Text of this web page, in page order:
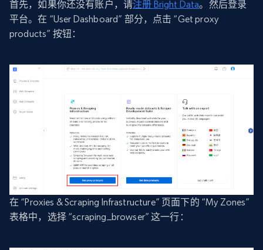
首先，如果你还没有账户，请注册 Bright Data。然后登录
平台。在 “User Dashboard” 部分，点击 “Get proxy
products” 按钮：
在 “Proxies & Scraping Infrastructure” 页面下的 “My Zones”
表格中，选择 “scraping_browser” 这一行：